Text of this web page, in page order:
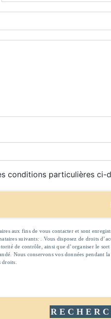
conditions particulières ci-
aux fins de vous contacter et sont
suivants: . Vous disposez de droits
de contrôle, ainsi que d’organiser le
Nous conservons vos données